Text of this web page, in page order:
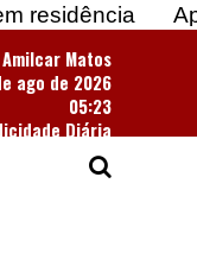
Apreendidas
Matos
ago de 2026
05:23
Diária